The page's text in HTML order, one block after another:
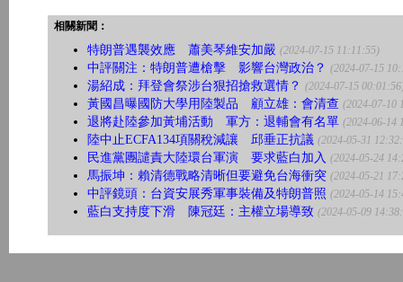
相關新聞：
特朗普遇襲效應 蕭美琴維安加嚴 (2024-07-15 11:11:55)
中評關注：特朗普遭槍擊 影響台灣政治？ (2024-07-15
湯紹成：拜登會祭涉台狠招搶救選情？ (2024-07-15
黃國昌曝國防大學用陸製品 顧立雄：會清查 (2024-07-10
退將赴陸參加黃埔活動 軍方：退輔會有名單 (2024-06-14
陸中止ECFA134項關稅減讓 邱垂正抗議 (2024-05-31
民進黨團譴責大陸環台軍演 要求藍白加入 (2024-05-24
馬振坤：賴清德戰略清晰但要避免台海衝突 (2024-05-21
中評鏡頭：台資安展秀軍事裝備及特朗普照 (2024-05-14
藍白支持度下滑 陳冠廷：主權立場導致 (2024-05-09